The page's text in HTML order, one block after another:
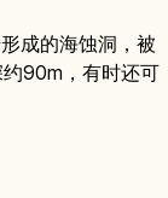
成的海蚀洞，被
90m，有时还可